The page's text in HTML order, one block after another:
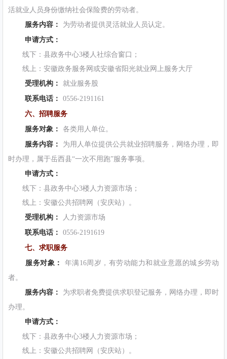
活就业人员身份缴纳社会保险费的劳动者。
服务内容：
为劳动者提供灵活就业人员认定。
申请方式：
线下：县政务中心3楼人社综合窗口；
线上：安徽政务服务网或安徽省阳光就业网上服务大厅
受理机构：
就业服务股
联系电话：
0556-2191161
六、招聘服务
服务对象：
各类用人单位。
服务内容：
为用人单位提供公共就业招聘服务，网络办理，即
时办理，属于岳西县“一次不用跑”服务事项。
申请方式：
线下：县政务中心3楼人力资源市场；
线上：安徽公共招聘网（安庆站）。
受理机构：
人力资源市场
联系电话：
0556-2191619
七、求职服务
服务对象：
年满16周岁，有劳动能力和就业意愿的城乡劳动
者。
服务内容：
为求职者免费提供求职登记服务，网络办理，即时
办理。
申请方式：
线下：县政务中心3楼人力资源市场；
线上：安徽公共招聘网（安庆站）。